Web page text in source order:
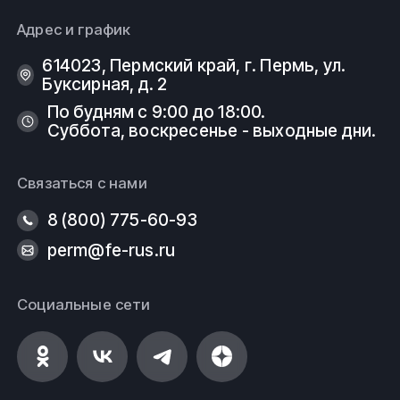
позвонив по телефону или написав по электронной
почте в отдел продаж:
8 (800) 775-60-93
perm@fe-rus.ru
безопасности, государственным стандартам (ГОСТ)
и техническим условиям (ТУ).
ООО ФеРус,г.Пермь.
Адрес и график
614023, Пермский край, г. Пермь, ул.
Буксирная, д. 2
По будням с 9:00 до 18:00.
Суббота, воскресенье - выходные дни.
Связаться с нами
8 (800) 775-60-93
perm@fe-rus.ru
Социальные сети